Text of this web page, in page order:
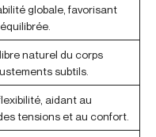
globale, favorisant
naturel du corps
subtils.
aidant au
tensions et au confort.